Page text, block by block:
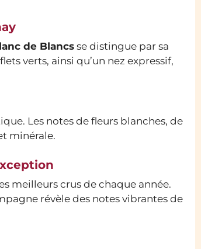
de Blancsse distingue par sa
verts, ainsi qu’un nez expressif,
Les notes de fleurs blanches, de
minérale.
meilleurs crus de chaque année.
révèle des notes vibrantes de